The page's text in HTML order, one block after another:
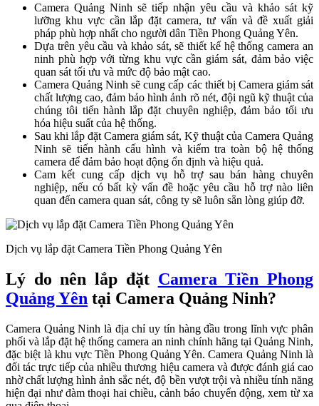
Camera Quảng Ninh sẽ tiếp nhận yêu cầu và khảo sát kỹ
lưỡng khu vực cần lắp đặt camera, tư vấn và đề xuất giải
pháp phù hợp nhất cho người dân Tiền Phong Quảng Yên.
Dựa trên yêu cầu và khảo sát, sẽ thiết kế hệ thống camera an
ninh phù hợp với từng khu vực cần giám sát, đảm bảo việc
quan sát tối ưu và mức độ bảo mật cao.
Camera Quảng Ninh sẽ cung cấp các thiết bị Camera giám sát
chất lượng cao, đảm bảo hình ảnh rõ nét, đội ngũ kỹ thuật của
chúng tôi tiến hành lắp đặt chuyên nghiệp, đảm bảo tối ưu
hóa hiệu suất của hệ thống.
Sau khi lắp đặt Camera giám sát, Kỹ thuật của Camera Quảng
Ninh sẽ tiến hành cấu hình và kiểm tra toàn bộ hệ thống
camera để đảm bảo hoạt động ổn định và hiệu quả.
Cam kết cung cấp dịch vụ hỗ trợ sau bán hàng chuyên
nghiệp, nếu có bất kỳ vấn đề hoặc yêu cầu hỗ trợ nào liên
quan đến camera quan sát, công ty sẽ luôn sẵn lòng giúp đỡ.
Dịch vụ lắp đặt Camera Tiền Phong Quảng Yên
Lý do nên lắp đặt Camera Tiền Phong
Quảng Yên tại Camera Quảng Ninh?
Camera Quảng Ninh là địa chỉ uy tín hàng đầu trong lĩnh vực phân
phối và lắp đặt hệ thống camera an ninh chính hãng tại Quảng Ninh,
đặc biệt là khu vực Tiền Phong Quảng Yên. Camera Quảng Ninh là
đối tác trực tiếp của nhiều thương hiệu camera và được đánh giá cao
nhờ chất lượng hình ảnh sắc nét, độ bền vượt trội và nhiều tính năng
hiện đại như đàm thoại hai chiều, cảnh báo chuyển động, xem từ xa